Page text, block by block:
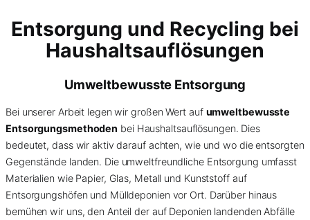
Entsorgung und Recycling bei
Haushaltsauflösungen
Umweltbewusste Entsorgung
Bei unserer Arbeit legen wir großen Wert auf umweltbewusste
Entsorgungsmethoden bei Haushaltsauflösungen. Dies
bedeutet, dass wir aktiv darauf achten, wie und wo die entsorgten
Gegenstände landen. Die umweltfreundliche Entsorgung umfasst
Materialien wie Papier, Glas, Metall und Kunststoff auf
Entsorgungshöfen und Mülldeponien vor Ort. Darüber hinaus
bemühen wir uns, den Anteil der auf Deponien landenden Abfälle